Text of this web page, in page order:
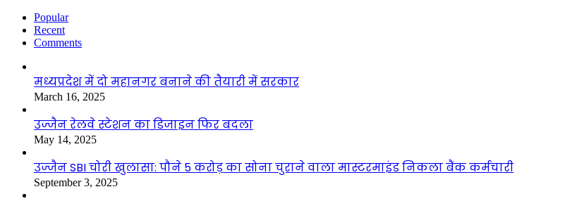
Popular
Recent
Comments
मध्यप्रदेश में दो महानगर बनाने की तैयारी में सरकार
March 16, 2025
उज्जैन रेलवे स्टेशन का डिजाइन फिर बदला
May 14, 2025
उज्जैन SBI चोरी खुलासा: पौने 5 करोड़ का सोना चुराने वाला मास्टरमाइंड निकला बैंक कर्मचारी
September 3, 2025